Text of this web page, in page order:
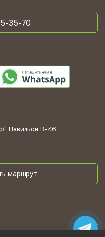
35-70
Павильон В-46
маршрут